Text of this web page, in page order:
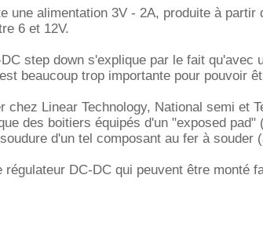
une alimentation 3V - 2A, produite à partir
6 et 12V.
step down s'explique par le fait qu'avec
beaucoup trop importante pour pouvoir
chez Linear Technology, National semi et
des boitiers équipés d'un "exposed pad"
d'un tel composant au fer à souder
DC-DC qui peuvent être monté